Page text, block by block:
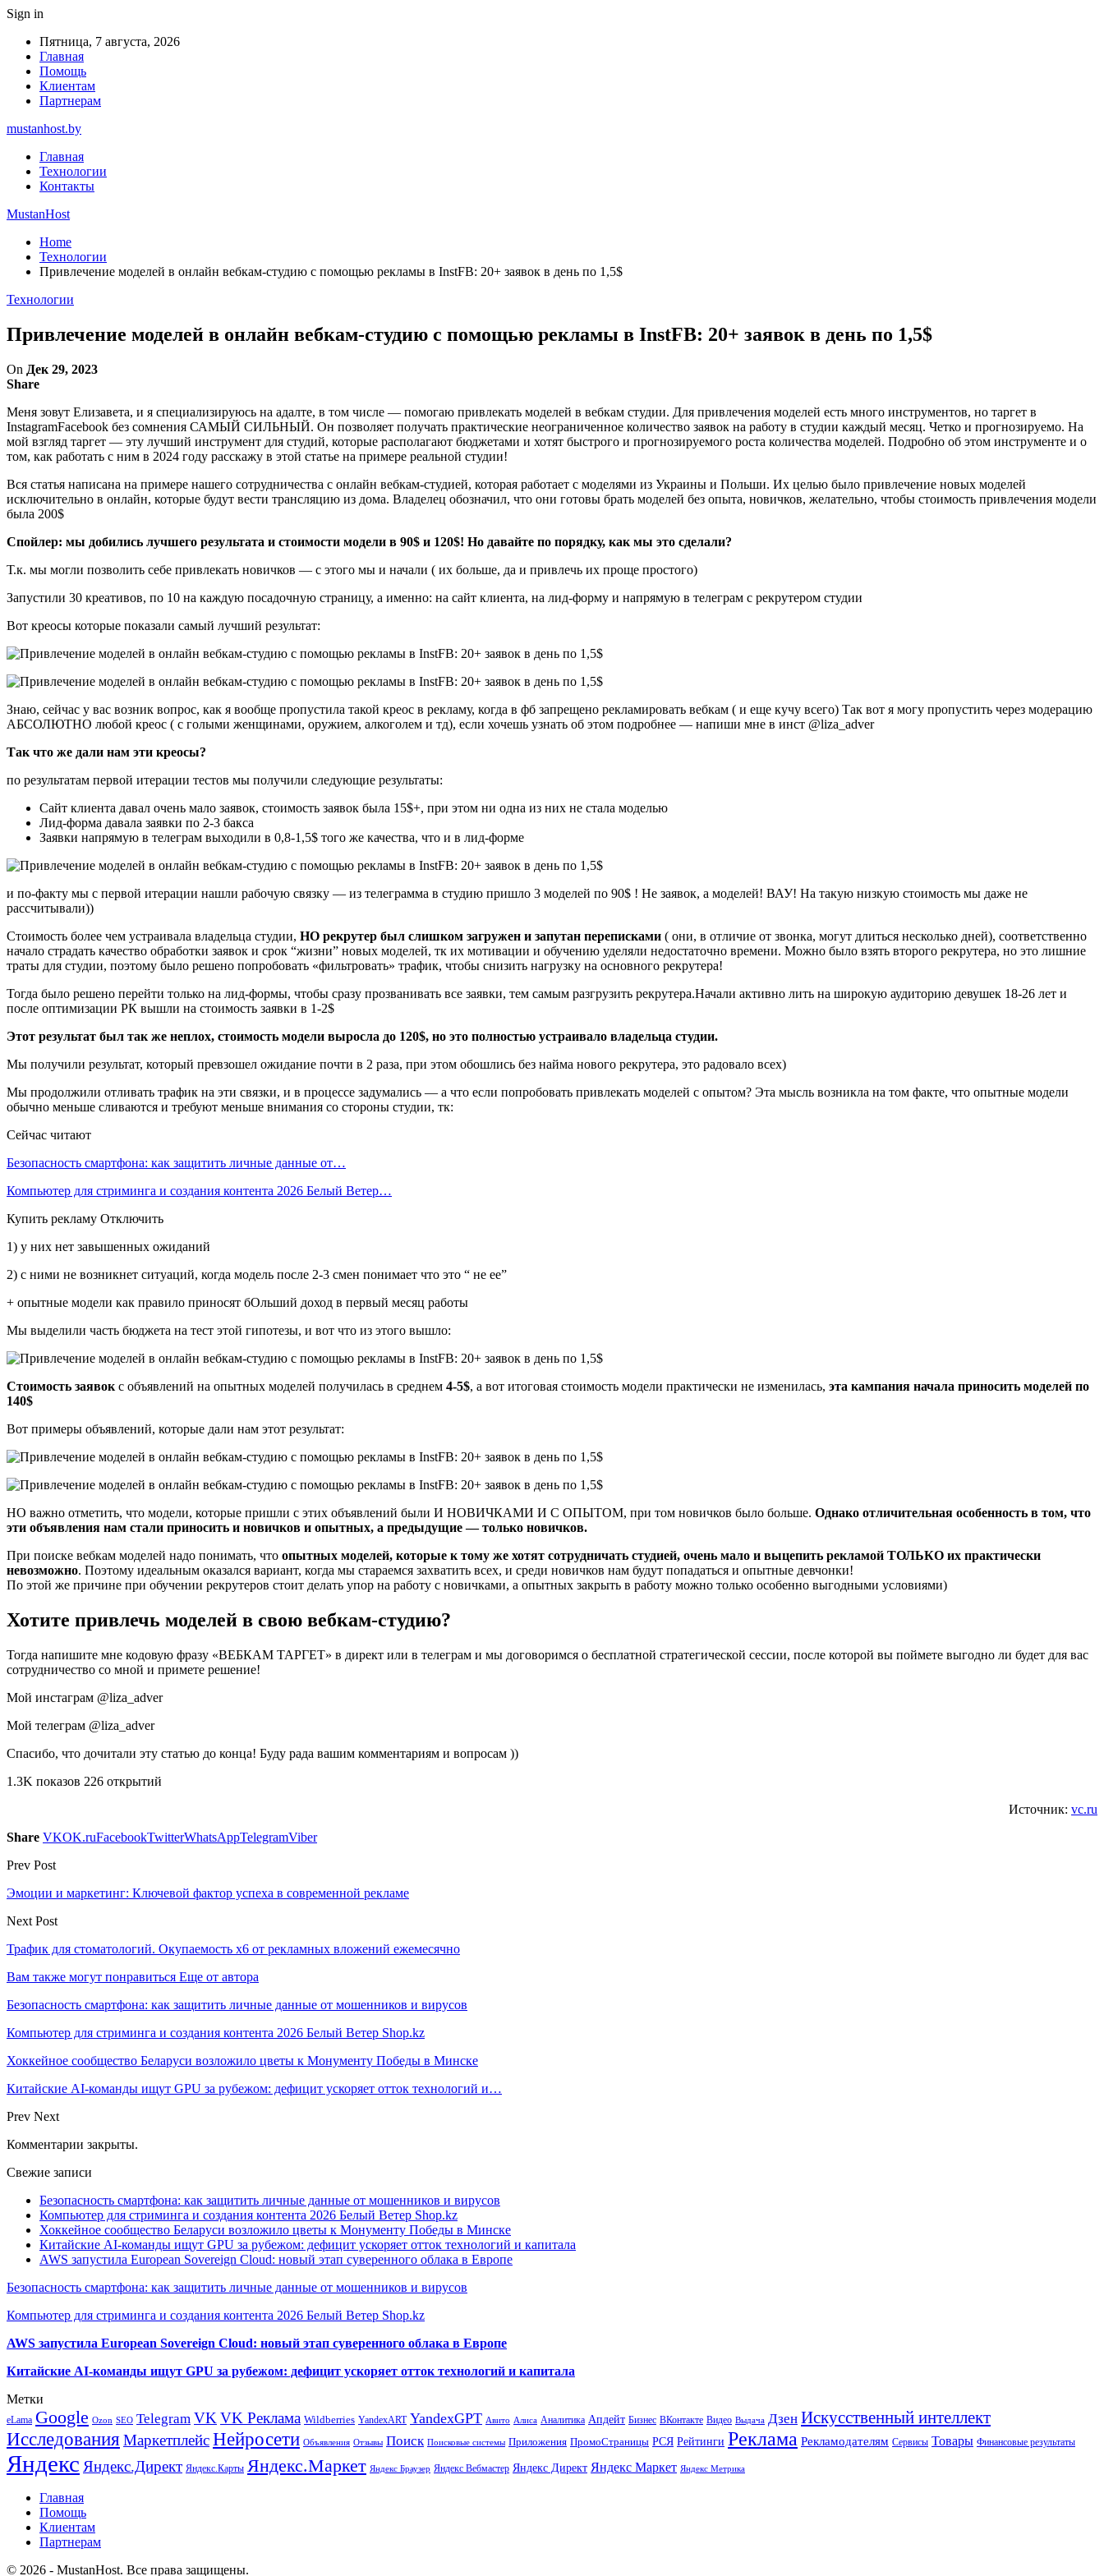
Sign in
Пятница, 7 августа, 2026
Главная
Помощь
Клиентам
Партнерам
mustanhost.by
Главная
Технологии
Контакты
MustanHost
Home
Технологии
Привлечение моделей в онлайн вебкам-студию с помощью рекламы в InstFB: 20+ заявок в день по 1,5$
Технологии
Привлечение моделей в онлайн вебкам-студию с помощью рекламы в InstFB: 20+ заявок в день по 1,5$
On Дек 29, 2023
Share
Меня зовут Елизавета, и я специализируюсь на адалте, в том числе — помогаю привлекать моделей в вебкам студии. Для привлечения моделей есть много инструментов, но таргет в
InstagramFacebook без сомнения САМЫЙ СИЛЬНЫЙ. Он позволяет получать практические неограниченное количество заявок на работу в студии каждый месяц. Четко и прогнозируемо. На
мой взгляд таргет — эту лучший инструмент для студий, которые располагают бюджетами и хотят быстрого и прогнозируемого роста количества моделей. Подробно об этом инструменте и о
том, как работать с ним в 2024 году расскажу в этой статье на примере реальной студии!
Вся статья написана на примере нашего сотрудничества с онлайн вебкам-студией, которая работает с моделями из Украины и Польши. Их целью было привлечение новых моделей
исключительно в онлайн, которые будут вести трансляцию из дома. Владелец обозначил, что они готовы брать моделей без опыта, новичков, желательно, чтобы стоимость привлечения модели
была 200$
Спойлер: мы добились лучшего результата и стоимости модели в 90$ и 120$! Но давайте по порядку, как мы это сделали?
Т.к. мы могли позволить себе привлекать новичков — с этого мы и начали ( их больше, да и привлечь их проще простого)
Запустили 30 креативов, по 10 на каждую посадочную страницу, а именно: на сайт клиента, на лид-форму и напрямую в телеграм с рекрутером студии
Вот креосы которые показали самый лучший результат:
Знаю, сейчас у вас возник вопрос, как я вообще пропустила такой креос в рекламу, когда в фб запрещено рекламировать вебкам ( и еще кучу всего) Так вот я могу пропустить через модерацию
АБСОЛЮТНО любой креос ( с голыми женщинами, оружием, алкоголем и тд), если хочешь узнать об этом подробнее — напиши мне в инст @liza_adver
Так что же дали нам эти креосы?
по результатам первой итерации тестов мы получили следующие результаты:
Сайт клиента давал очень мало заявок, стоимость заявок была 15$+, при этом ни одна из них не стала моделью
Лид-форма давала заявки по 2-3 бакса
Заявки напрямую в телеграм выходили в 0,8-1,5$ того же качества, что и в лид-форме
и по-факту мы с первой итерации нашли рабочую связку — из телеграмма в студию пришло 3 моделей по 90$ ! Не заявок, а моделей! ВАУ! На такую низкую стоимость мы даже не
рассчитывали))
Стоимость более чем устраивала владельца студии, НО рекрутер был слишком загружен и запутан переписками ( они, в отличие от звонка, могут длиться несколько дней), соответственно
начало страдать качество обработки заявок и срок “жизни” новых моделей, тк их мотивации и обучению уделяли недостаточно времени. Можно было взять второго рекрутера, но это лишние
траты для студии, поэтому было решено попробовать «фильтровать» трафик, чтобы снизить нагрузку на основного рекрутера!
Тогда было решено перейти только на лид-формы, чтобы сразу прозванивать все заявки, тем самым разгрузить рекрутера.Начали активно лить на широкую аудиторию девушек 18-26 лет и
после оптимизации РК вышли на стоимость заявки в 1-2$
Этот результат был так же неплох, стоимость модели выросла до 120$, но это полностью устраивало владельца студии.
Мы получили результат, который превзошел ожидание почти в 2 раза, при этом обошлись без найма нового рекрутера, это радовало всех)
Мы продолжили отливать трафик на эти связки, и в процессе задумались — а что если попробовать привлекать моделей с опытом? Эта мысль возникла на том факте, что опытные модели
обычно меньше сливаются и требуют меньше внимания со стороны студии, тк:
Сейчас читают
Безопасность смартфона: как защитить личные данные от…
Компьютер для стриминга и создания контента 2026 Белый Ветер…
Купить рекламу Отключить
1) у них нет завышенных ожиданий
2) с ними не возникнет ситуаций, когда модель после 2-3 смен понимает что это “ не ее”
+ опытные модели как правило приносят бОльший доход в первый месяц работы
Мы выделили часть бюджета на тест этой гипотезы, и вот что из этого вышло:
Стоимость заявок с объявлений на опытных моделей получилась в среднем 4-5$, а вот итоговая стоимость модели практически не изменилась, эта кампания начала приносить моделей по
140$
Вот примеры объявлений, которые дали нам этот результат:
НО важно отметить, что модели, которые пришли с этих объявлений были И НОВИЧКАМИ И С ОПЫТОМ, при том новичков было больше. Однако отличительная особенность в том, что
эти объявления нам стали приносить и новичков и опытных, а предыдущие — только новичков.
При поиске вебкам моделей надо понимать, что опытных моделей, которые к тому же хотят сотрудничать студией, очень мало и выцепить рекламой ТОЛЬКО их практически
невозможно. Поэтому идеальным оказался вариант, когда мы стараемся захватить всех, и среди новичков нам будут попадаться и опытные девчонки!
По этой же причине при обучении рекрутеров стоит делать упор на работу с новичками, а опытных закрыть в работу можно только особенно выгодными условиями)
Хотите привлечь моделей в свою вебкам-студию?
Тогда напишите мне кодовую фразу «ВЕБКАМ ТАРГЕТ» в директ или в телеграм и мы договоримся о бесплатной стратегической сессии, после которой вы поймете выгодно ли будет для вас
сотрудничество со мной и примете решение!
Мой инстаграм @liza_adver
Мой телеграм @liza_adver
Спасибо, что дочитали эту статью до конца! Буду рада вашим комментариям и вопросам ))
1.3K показов 226 открытий
Источник: vc.ru
Share VKOK.ruFacebookTwitterWhatsAppTelegramViber
Prev Post
Эмоции и маркетинг: Ключевой фактор успеха в современной рекламе
Next Post
Трафик для стоматологий. Окупаемость х6 от рекламных вложений ежемесячно
Вам также могут понравиться Еще от автора
Безопасность смартфона: как защитить личные данные от мошенников и вирусов
Компьютер для стриминга и создания контента 2026 Белый Ветер Shop.kz
Хоккейное сообщество Беларуси возложило цветы к Монументу Победы в Минске
Китайские AI-команды ищут GPU за рубежом: дефицит ускоряет отток технологий и…
Prev Next
Комментарии закрыты.
Свежие записи
Безопасность смартфона: как защитить личные данные от мошенников и вирусов
Компьютер для стриминга и создания контента 2026 Белый Ветер Shop.kz
Хоккейное сообщество Беларуси возложило цветы к Монументу Победы в Минске
Китайские AI-команды ищут GPU за рубежом: дефицит ускоряет отток технологий и капитала
AWS запустила European Sovereign Cloud: новый этап суверенного облака в Европе
Безопасность смартфона: как защитить личные данные от мошенников и вирусов
Компьютер для стриминга и создания контента 2026 Белый Ветер Shop.kz
AWS запустила European Sovereign Cloud: новый этап суверенного облака в Европе
Китайские AI-команды ищут GPU за рубежом: дефицит ускоряет отток технологий и капитала
Метки
eLama Google Ozon SEO Telegram VK VK Реклама Wildberries YandexART YandexGPT Авито Алиса Аналитика Апдейт Бизнес ВКонтакте Видео Выдача Дзен Искусственный интеллект
Исследования МаркетплейсНейросети Объявления Отзывы Поиск Поисковые системы Приложения ПромоСтраницы РСЯ Рейтинги Реклама Рекламодателям Сервисы Товары Финансовые результаты
Яндекс Яндекс.Директ Яндекс.Карты Яндекс.Маркет Яндекс Браузер Яндекс Вебмастер Яндекс Директ Яндекс Маркет Яндекс Метрика
Главная
Помощь
Клиентам
Партнерам
© 2026 - MustanHost. Все права защищены.